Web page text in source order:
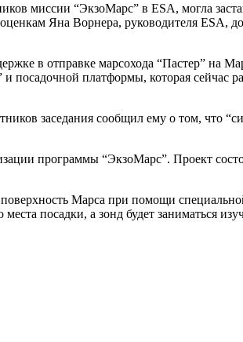
миссии “ЭкзоМарс” в ESA, могла
Яна Ворнера, руководителя ESA,
в отправке марсохода “Пастер” на
посадочной платформы, которая сейчас
заседания сообщил ему о том, что
программы “ЭкзоМарс”. Проект
Марса при помощи
посадки, а зонд будет заниматься